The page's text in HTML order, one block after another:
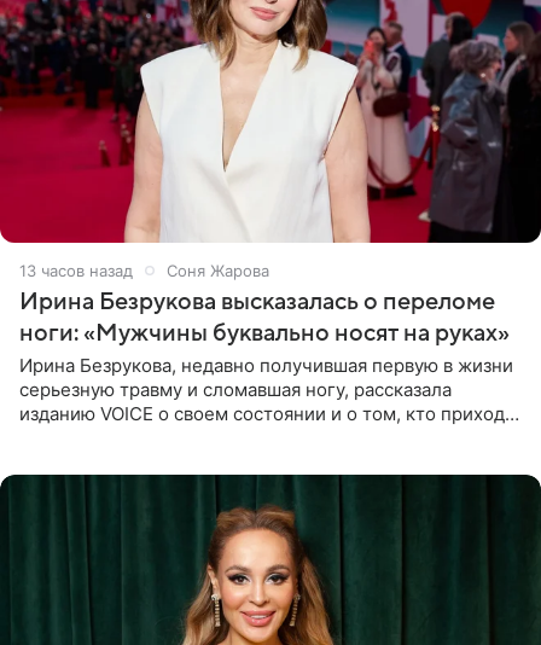
13 часов назад Соня Жарова
Ирина Безрукова высказалась о переломе
ноги: «Мужчины буквально носят на руках»
Ирина Безрукова, недавно получившая первую в жизни
серьезную травму и сломавшая ногу, рассказала
изданию VOICE о своем состоянии и о том, кто приходит